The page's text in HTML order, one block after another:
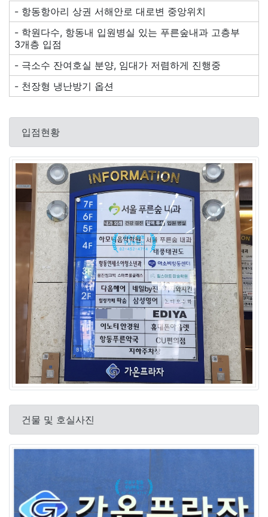
상가
계약면적
전용면적
납부일정
계약금
중도금
잔금
임대업종
임대료(월)
순수익(월)
예상
커피점
1,500,000
1**호
22.65평
11.53평
0%
0%
100%
작성일 : 2026년 08월 10일
- 항동항아리 상권 서해안로 대로변 중앙위치
- 학원다수, 항동내 입원병실 있는 푸른숲내과 고층부
3개층 입점
- 극소수 잔여호실 분양, 임대가 저렴하게 진행중
- 천장형 냉난방기 옵션
입점현황
건물 및 호실사진